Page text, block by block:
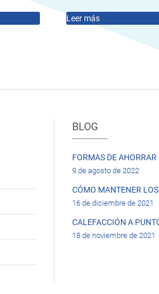
Leer más
BLOG
FORMAS DE
9 de agosto de 2022
CÓMO MANTENER
16 de diciembre de 2021
CALEFACCIÓN A
18 de noviembre de 2021